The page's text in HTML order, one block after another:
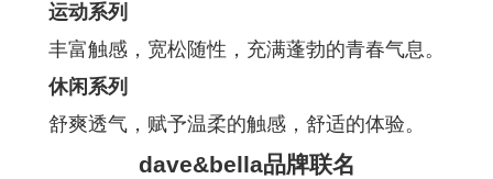
运动系列
丰富触感，宽松随性，充满蓬勃的青春气息。
休闲系列
舒爽透气，赋予温柔的触感，舒适的体验。
dave&bella品牌联名